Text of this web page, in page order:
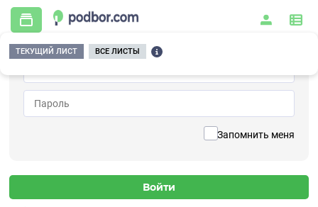
Запомнить меня
ТЕКУЩИЙ ЛИСТ ВСЕ ЛИСТЫ
Главная / Контрольно-измерительные приборы и автоматика / Датчики /
Виброскорости / 2A204HH-200(T)
Датчик виброскороости